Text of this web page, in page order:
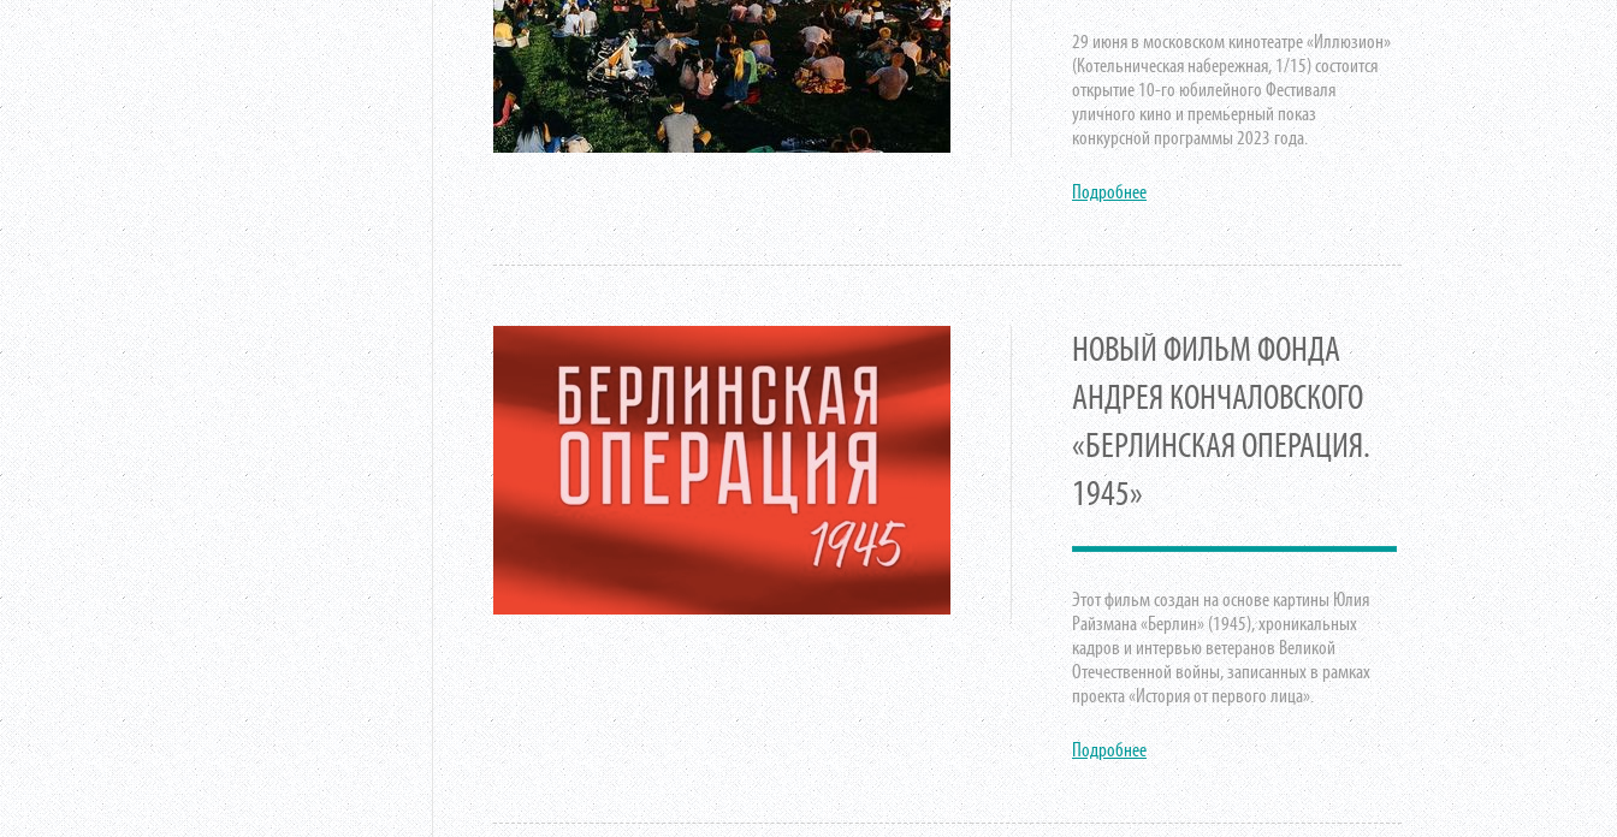
29 июня в московском кинотеатре «Иллюзион»
(Котельническая набережная, 1/15) состоится
открытие 10-го юбилейного Фестиваля
уличного кино и премьерный показ
конкурсной программы 2023 года.
Подробнее
НОВЫЙ ФИЛЬМ ФОНДА
АНДРЕЯ КОНЧАЛОВСКОГО
«БЕРЛИНСКАЯ ОПЕРАЦИЯ.
1945»
Этот фильм создан на основе картины Юлия
Райзмана «Берлин» (1945), хроникальных
кадров и интервью ветеранов Великой
Отечественной войны, записанных в рамках
проекта «История от первого лица».
Подробнее